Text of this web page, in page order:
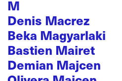
M
Denis Macrez
Beka Magyarlaki
Bastien Mairet
Demian Majcen